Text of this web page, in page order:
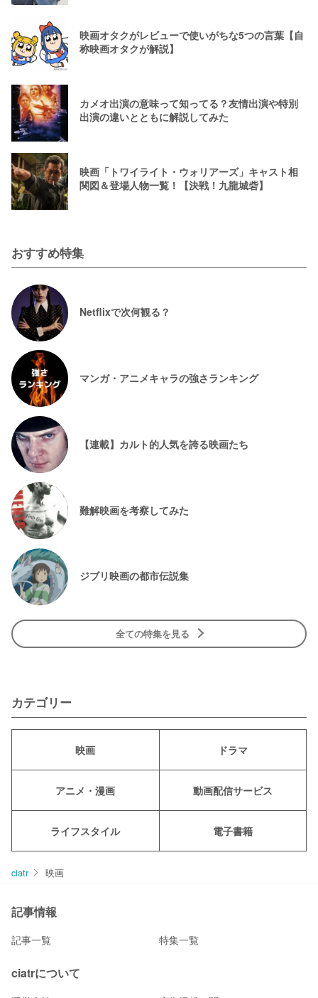
映画オタクがレビューで使いがちな5つの言葉【自
称映画オタクが解説】
カメオ出演の意味って知ってる？友情出演や特別
出演の違いとともに解説してみた
映画「トワイライト・ウォリアーズ」キャスト相
関図＆登場人物一覧！【決戦！九龍城砦】
おすすめ特集
Netflixで次何観る？
マンガ・アニメキャラの強さランキング
【連載】カルト的人気を誇る映画たち
難解映画を考察してみた
ジブリ映画の都市伝説集
全ての特集を見る
カテゴリー
映画 ドラマ
アニメ・漫画 動画配信サービス
ライフスタイル 電子書籍
ciatr 映画
記事情報
記事一覧 特集一覧
ciatrについて